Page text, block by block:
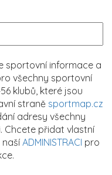
sportovní informace a
všechny sportovní
klubů, které jsou
straně sportmap.cz
adresy všechny
Chcete přidat vlastní
ADMINISTRACI pro